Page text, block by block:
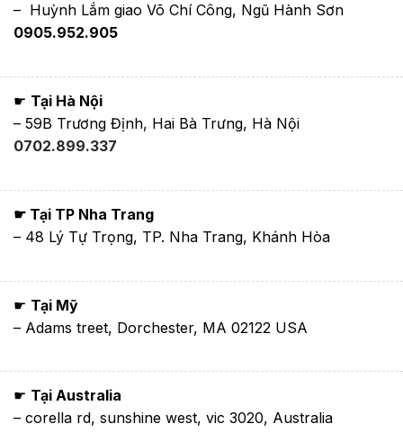
– Huỳnh Lắm giao Võ Chí Công, Ngũ Hành Sơn
0905.952.905
☛ Tại Hà Nội
– 59B Trương Định, Hai Bà Trưng, Hà Nội
0702.899.337
☛ Tại TP Nha Trang
– 48 Lý Tự Trọng, TP. Nha Trang, Khánh Hòa
☛ Tại Mỹ
– Adams treet, Dorchester, MA 02122 USA
☛ Tại Australia
– corella rd, sunshine west, vic 3020, Australia